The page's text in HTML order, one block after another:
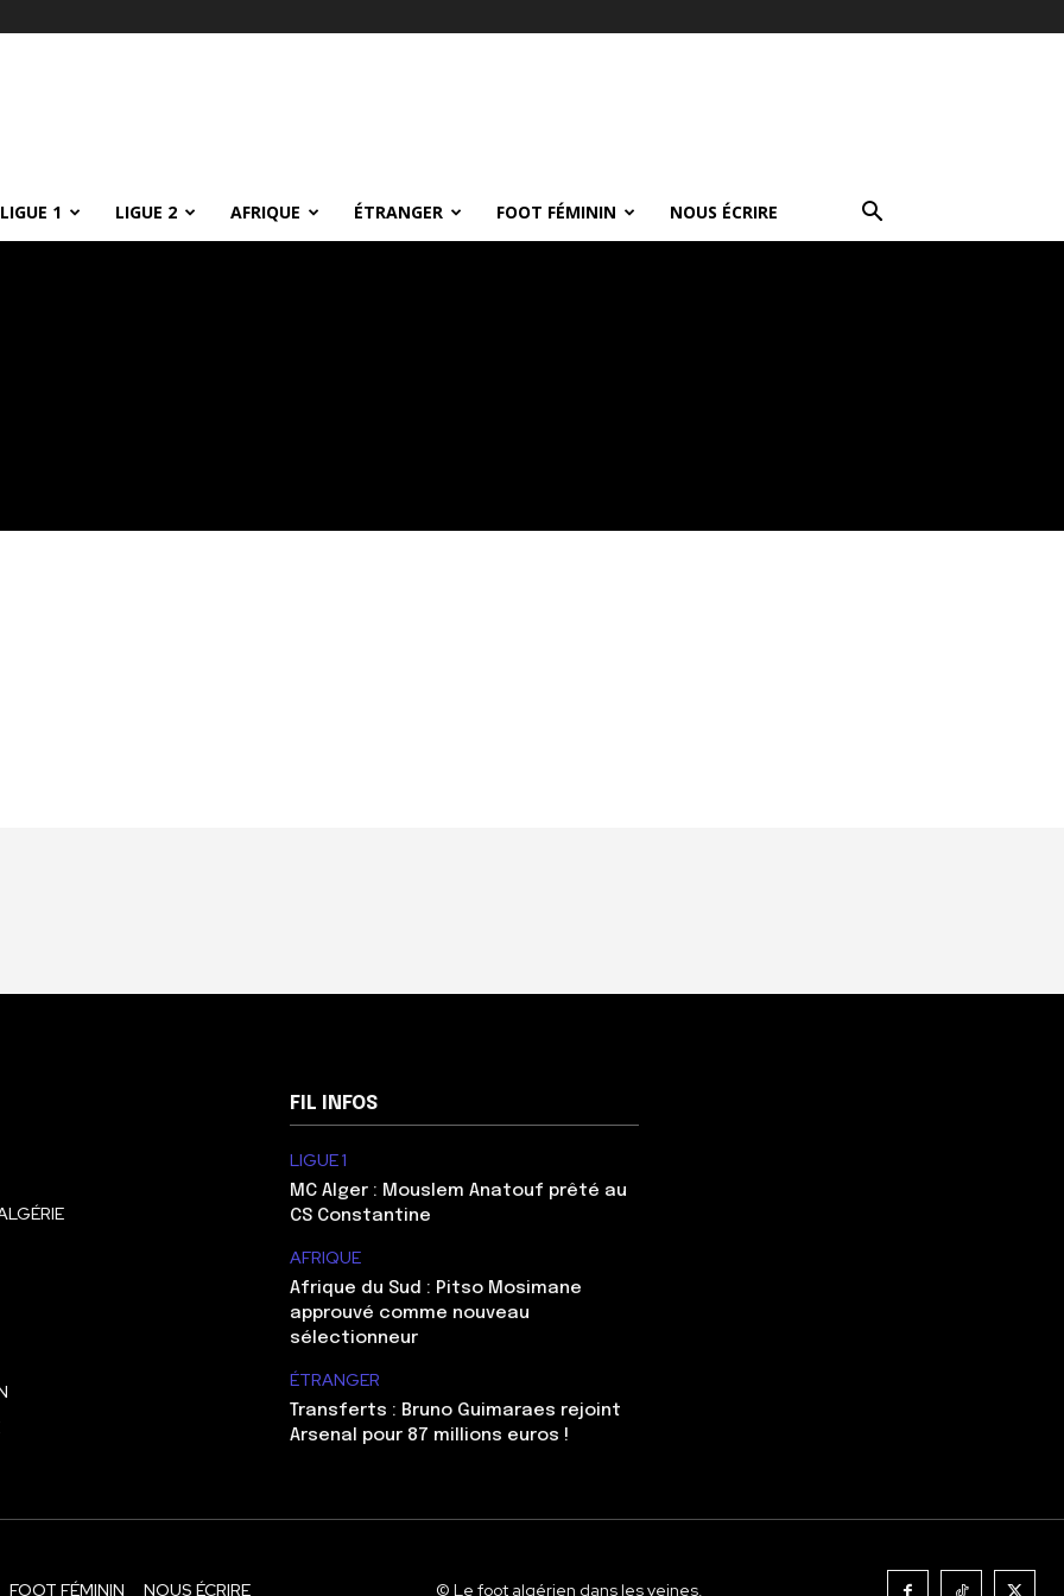
LIGUE 1 LIGUE 2 AFRIQUE ÉTRANGER FOOT FÉMININ NOUS ÉCRIRE
FIL INFOS
LIGUE 1
MC Alger : Mouslem Anatouf prêté au
CS Constantine
AFRIQUE
Afrique du Sud : Pitso Mosimane
approuvé comme nouveau
sélectionneur
ÉTRANGER
Transferts : Bruno Guimaraes rejoint
Arsenal pour 87 millions euros !
FOOT FÉMININ NOUS ÉCRIRE © Le foot algérien dans les veines.